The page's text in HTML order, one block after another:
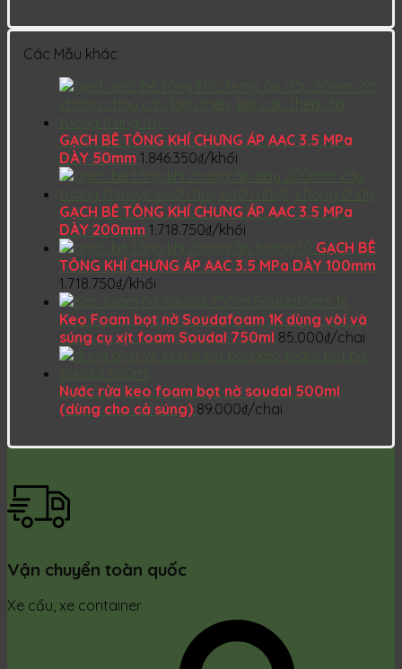
Các Mẫu khác
GẠCH BÊ TÔNG KHÍ CHƯNG ÁP AAC 3.5 MPa
DÀY 50mm 1.846.350₫/khối
GẠCH BÊ TÔNG KHÍ CHƯNG ÁP AAC 3.5 MPa
DÀY 200mm 1.718.750₫/khối
GẠCH BÊ
TÔNG KHÍ CHƯNG ÁP AAC 3.5 MPa DÀY 100mm
1.718.750₫/khối
Keo Foam bọt nở Soudafoam 1K dùng vòi và
súng cụ xịt foam Soudal 750ml 85.000₫/chai
Nước rửa keo foam bọt nở soudal 500ml
(dùng cho cả súng) 89.000₫/chai
Vận chuyển toàn quốc
Xe cẩu, xe container